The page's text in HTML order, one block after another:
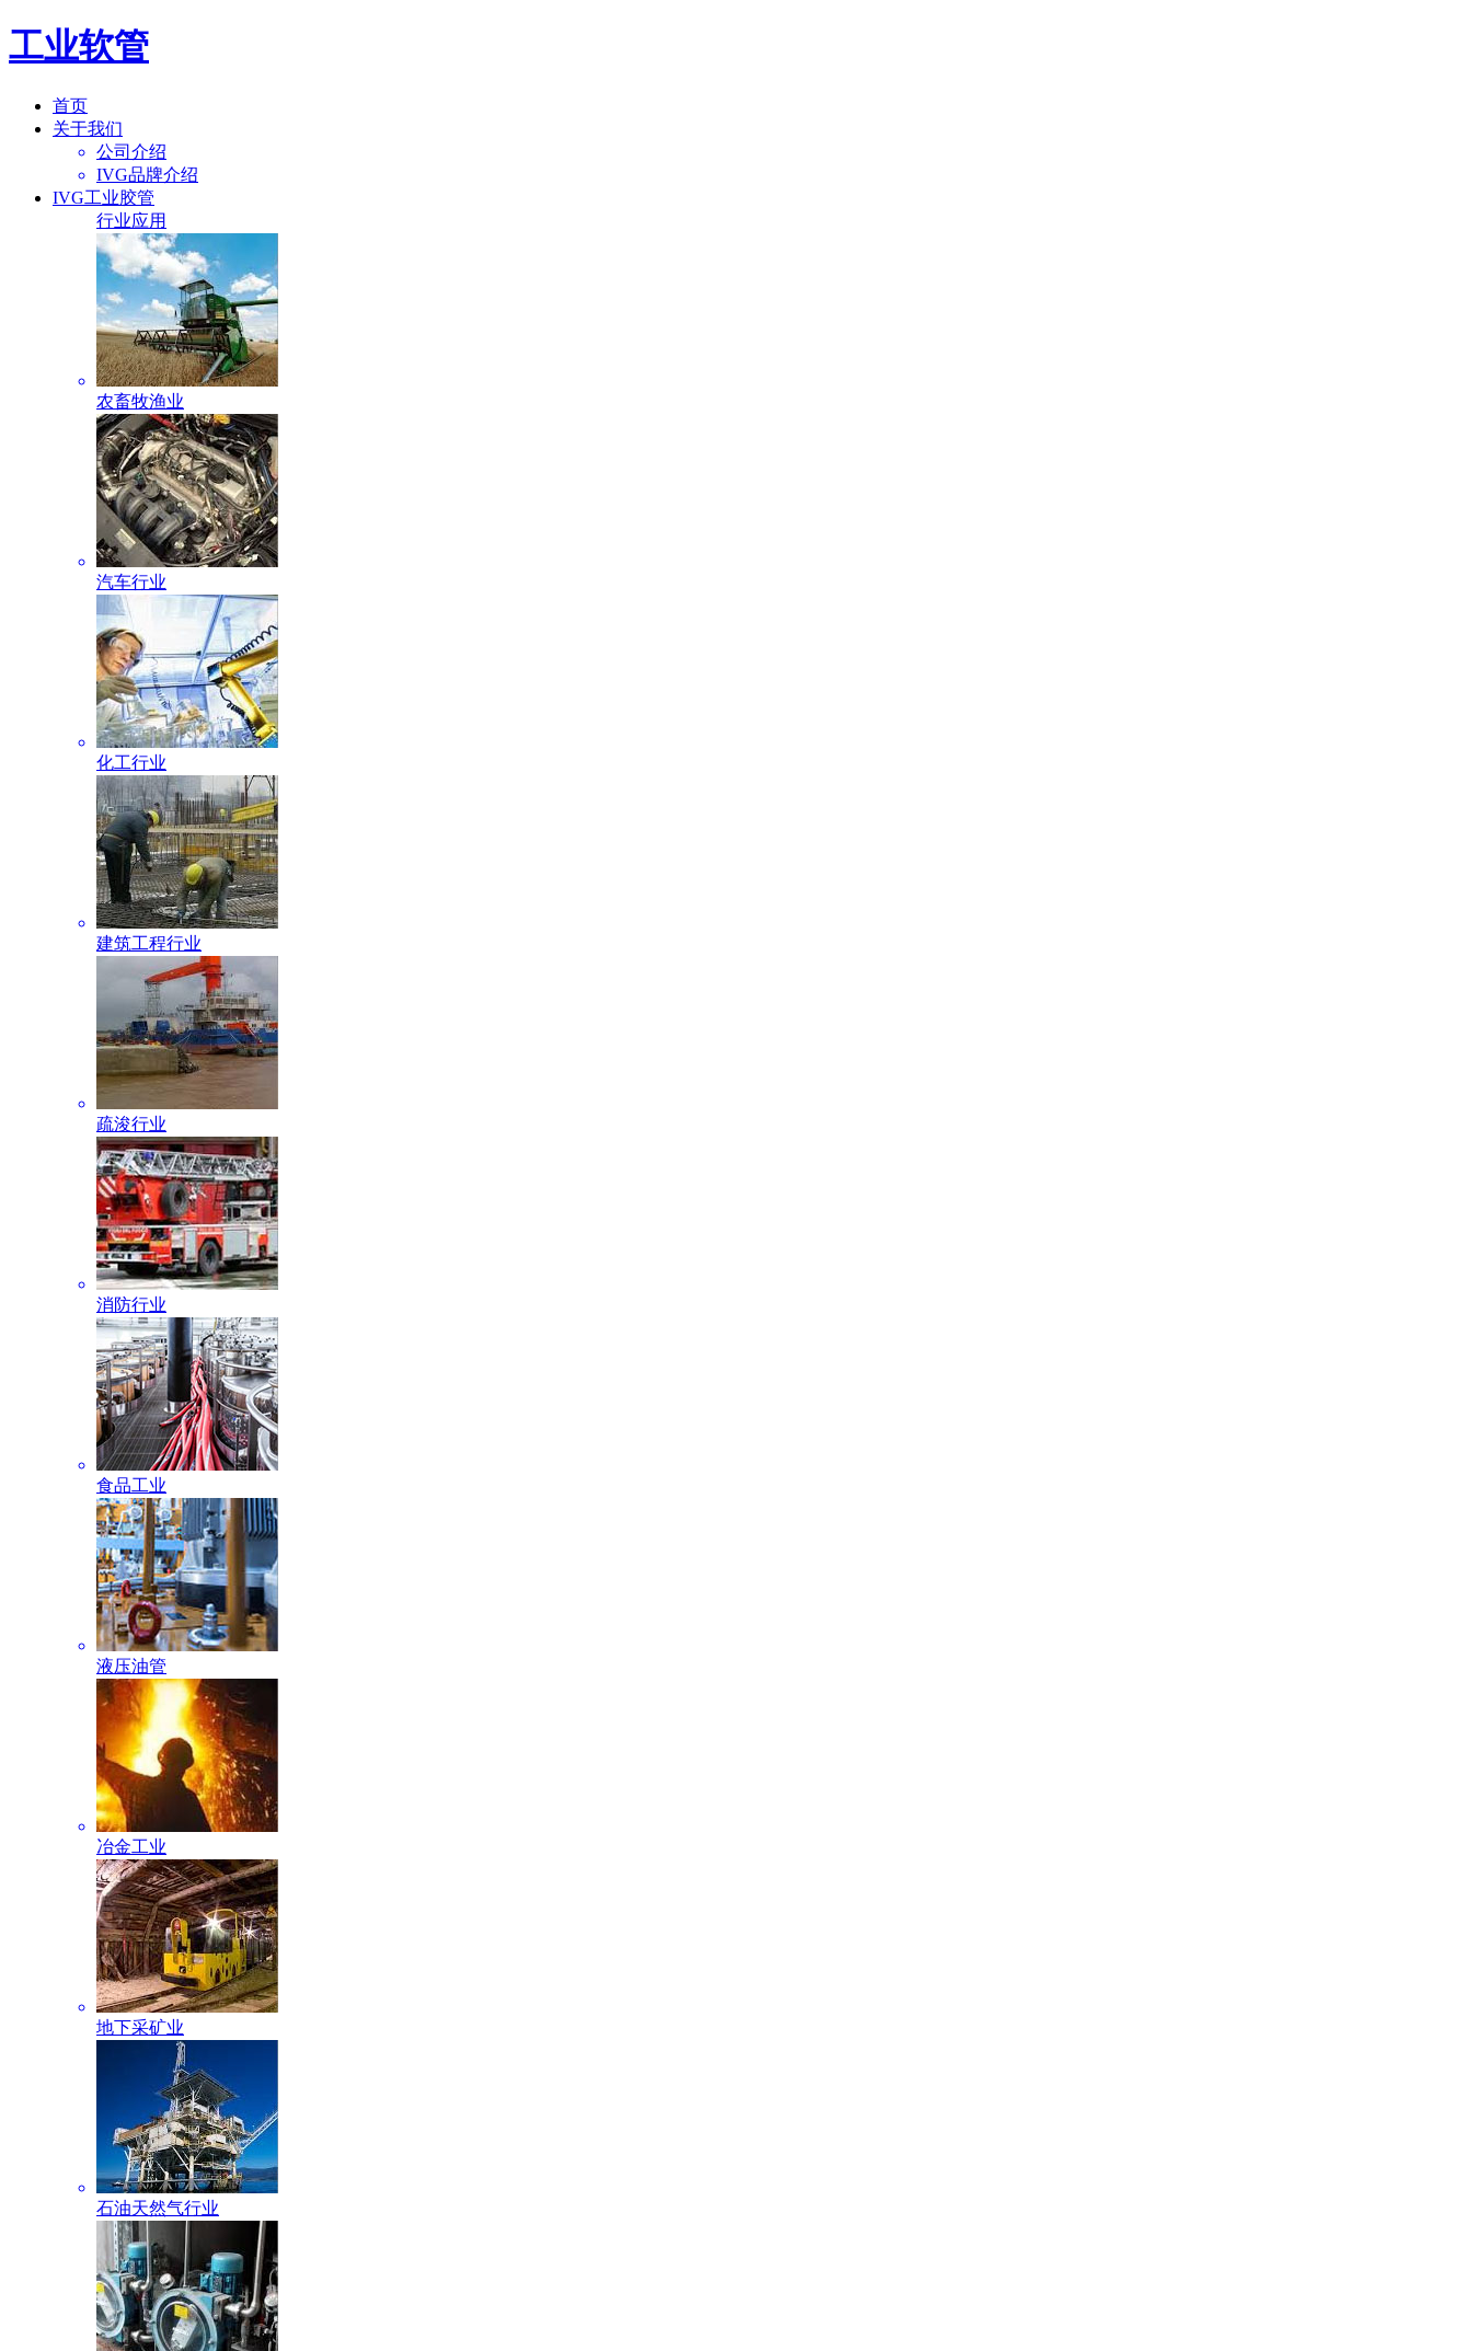
工业软管
首页
关于我们
公司介绍
IVG品牌介绍
IVG工业胶管
行业应用
农畜牧渔业
汽车行业
化工行业
建筑工程行业
疏浚行业
消防行业
食品工业
液压油管
冶金工业
地下采矿业
石油天然气行业